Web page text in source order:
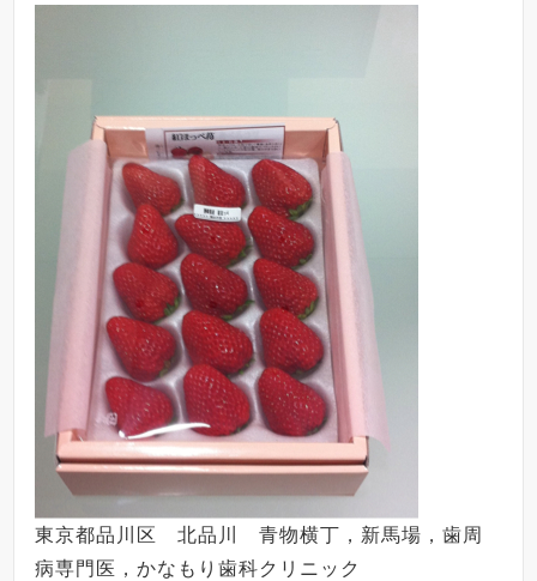
東京都品川区 北品川 青物横丁，新馬場，歯周
病専門医，かなもり歯科クリニック